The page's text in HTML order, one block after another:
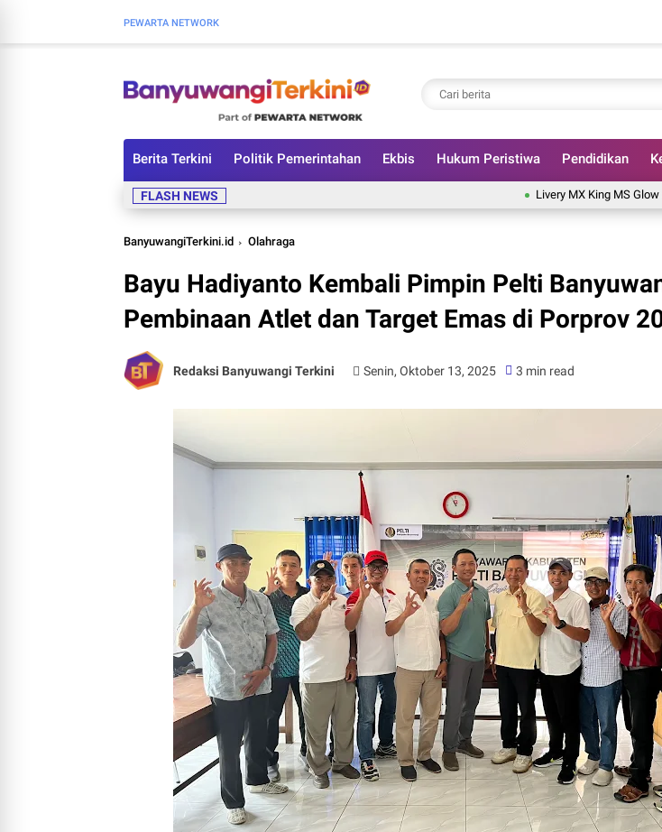
PEWARTA NETWORK
Berita Terkini Politik Pemerintahan Ekbis Hukum Peristiwa Pendidikan
FLASH NEWS Livery MX King MS Glow x
BanyuwangiTerkini.id Olahraga
Bayu Hadiyanto Kembali Pimpin Pelti
Pembinaan Atlet dan Target Emas di Porprov
Redaksi Banyuwangi Terkini Senin, Oktober 13, 2025 3 min read